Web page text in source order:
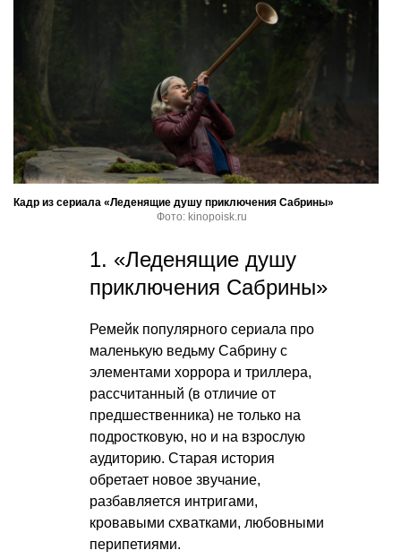
Кадр из сериала «Леденящие душу приключения Сабрины»
Фото: kinopoisk.ru
1. «Леденящие душу
приключения Сабрины»
Ремейк популярного сериала про
маленькую ведьму Сабрину с
элементами хоррора и триллера,
рассчитанный (в отличие от
предшественника) не только на
подростковую, но и на взрослую
аудиторию. Старая история
обретает новое звучание,
разбавляется интригами,
кровавыми схватками, любовными
перипетиями.